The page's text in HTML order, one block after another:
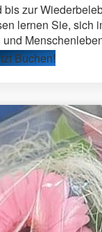
bis zur
lernen Sie, sich
Buchen!